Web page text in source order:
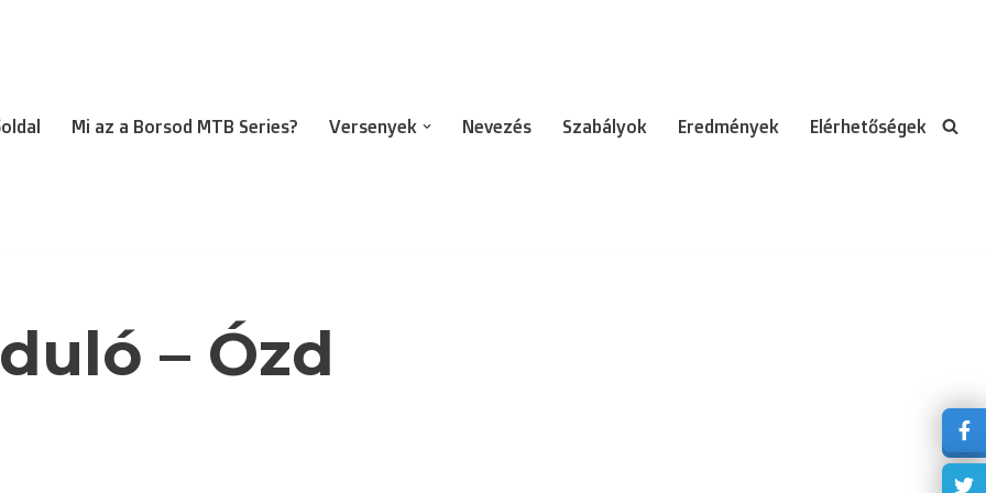
Mi az a Borsod MTB Series? Versenyek Nevezés Szabályok Eredmények Elérhetőségek
– Ózd